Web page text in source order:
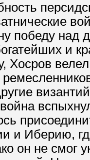
победу над
и
Хосров
и Иберию,
он не смог